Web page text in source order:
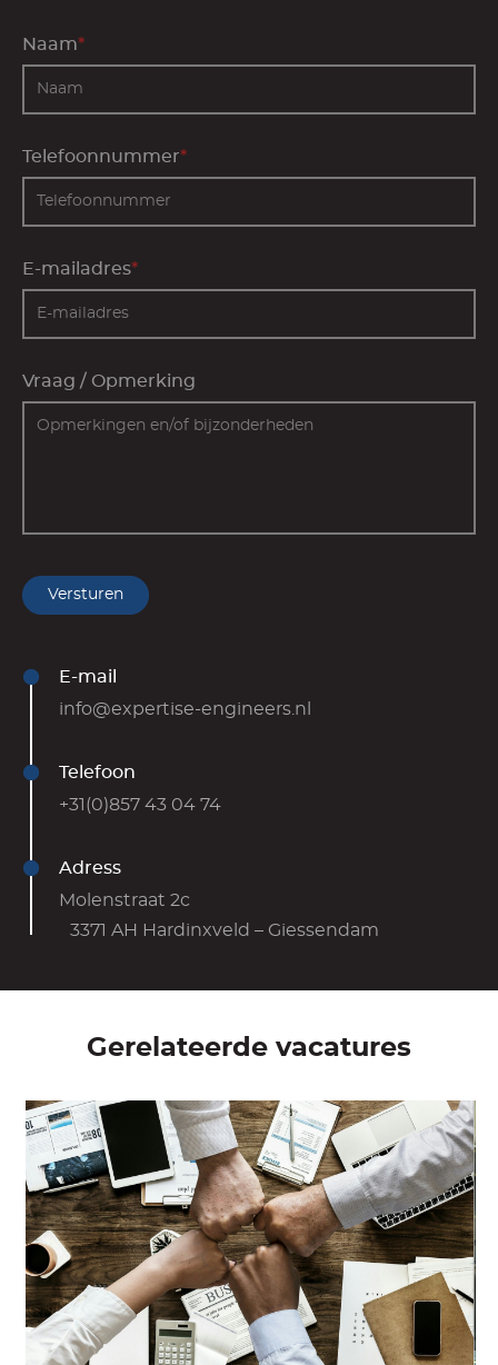
Naam*
Telefoonnummer*
E-mailadres*
Vraag / Opmerking
Versturen
E-mail
info@expertise-engineers.nl
Telefoon
+31(0)857 43 04 74
Adress
Molenstraat 2c
3371 AH Hardinxveld – Giessendam
Gerelateerde vacatures